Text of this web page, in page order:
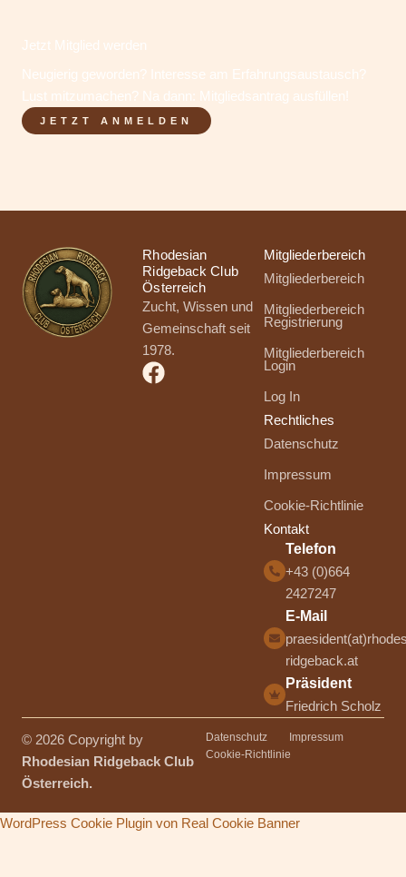
Jetzt Mitglied werden
Neugierig geworden? Interesse am Erfahrungsaustausch?
Lust mitzumachen? Na dann: Mitgliedsantrag ausfüllen!
JETZT ANMELDEN
Rhodesian
Ridgeback Club
Österreich
Zucht, Wissen und
Gemeinschaft seit
1978.
Mitgliederbereich
Mitgliederbereich
Mitgliederbereich
Registrierung
Mitgliederbereich
Login
Log In
Rechtliches
Datenschutz
Impressum
Cookie-Richtlinie
Kontakt
Telefon
+43 (0)664
2427247
E-Mail
ridgeback.at
Präsident
Friedrich Scholz
© 2026 Copyright by
Rhodesian Ridgeback Club
Österreich.
Datenschutz
Impressum
Cookie-Richtlinie
WordPress Cookie Plugin von Real Cookie Banner